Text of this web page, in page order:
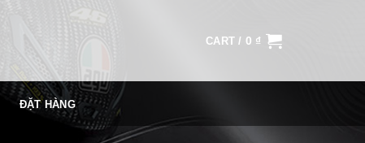
CART / 0 ₫
ĐẶT HÀNG